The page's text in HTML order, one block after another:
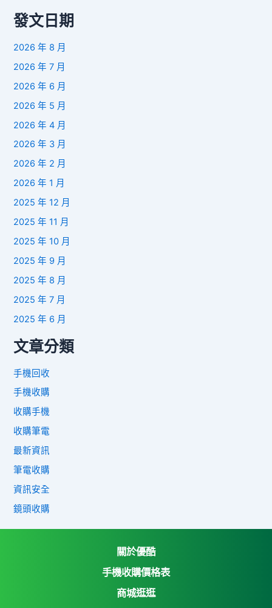
發文日期
2026 年 8 月
2026 年 7 月
2026 年 6 月
2026 年 5 月
2026 年 4 月
2026 年 3 月
2026 年 2 月
2026 年 1 月
2025 年 12 月
2025 年 11 月
2025 年 10 月
2025 年 9 月
2025 年 8 月
2025 年 7 月
2025 年 6 月
文章分類
手機回收
手機收購
收購手機
收購筆電
最新資訊
筆電收購
資訊安全
鏡頭收購
關於優酷
手機收購價格表
商城逛逛